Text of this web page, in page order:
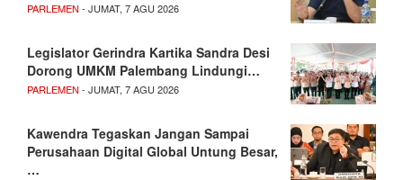
PARLEMEN - JUMAT, 7 AGU 2026
Legislator Gerindra Kartika Sandra Desi
Dorong UMKM Palembang Lindungi…
PARLEMEN - JUMAT, 7 AGU 2026
Kawendra Tegaskan Jangan Sampai
Perusahaan Digital Global Untung Besar,
…